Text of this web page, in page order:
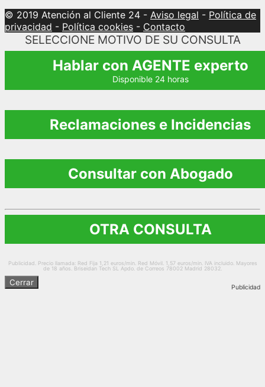
© 2019 Atención al Cliente 24 - Aviso legal - Política de
privacidad - Política cookies - Contacto
SELECCIONE MOTIVO DE SU CONSULTA
Hablar con AGENTE experto
Disponible 24 horas
Reclamaciones e Incidencias
Consultar con Abogado
OTRA CONSULTA
Publicidad. Precio llamada: Red Fija 1,21 euros/min. Red Móvil. 1,57 euros/min. IVA incluido. Mayores
de 18 años. Briseidan Tech SL Apdo. de Correos 78002 Madrid 28032.
Publicidad
Cerrar